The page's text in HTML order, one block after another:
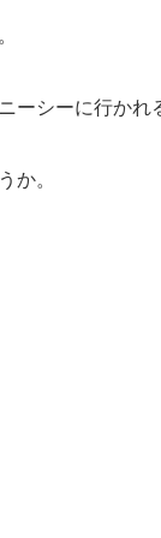
ーシーに行かれ
か。